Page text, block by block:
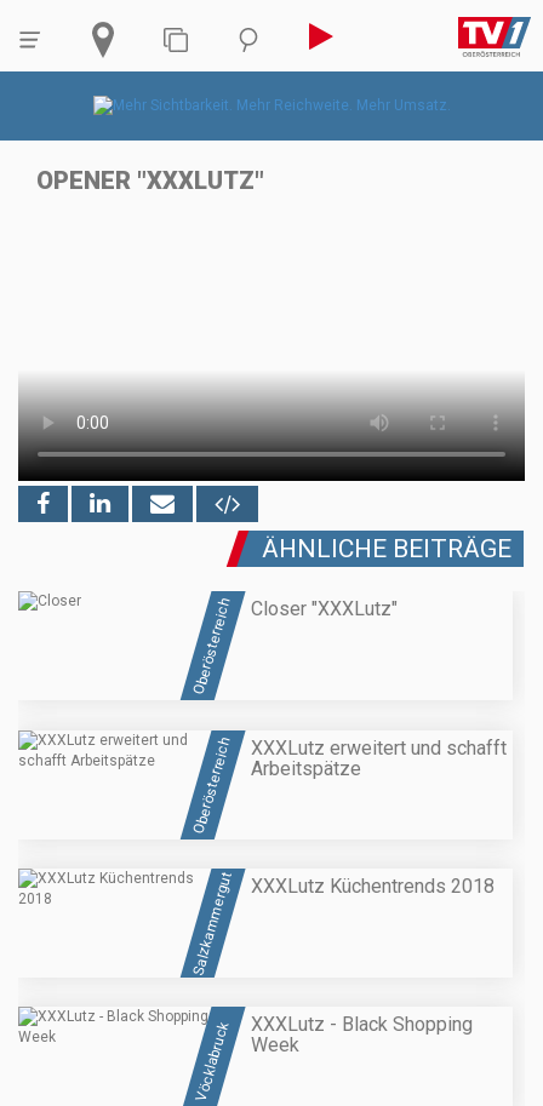
OPENER "XXXLUTZ"
ÄHNLICHE BEITRÄGE
Oberösterreich Closer "XXXLutz"
Oberösterreich
XXXLutz erweitert und schafft
Arbeitspätze
Salzkammergut XXXLutz Küchentrends 2018
Vöcklabruck
XXXLutz - Black Shopping
Week